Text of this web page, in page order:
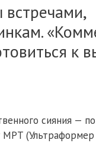
к
сияния —
MPT